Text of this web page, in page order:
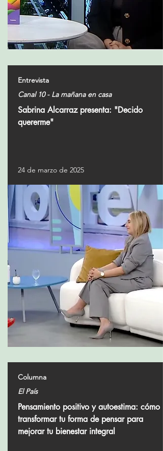
Entrevista
Canal 10 - La mañana en casa
Sabrina Alcarraz presenta: "Decido
quererme"
24 de marzo de 2025
Columna
El País
Pensamiento positivo y autoestima: cómo
transformar tu forma de pensar para
mejorar tu bienestar integral